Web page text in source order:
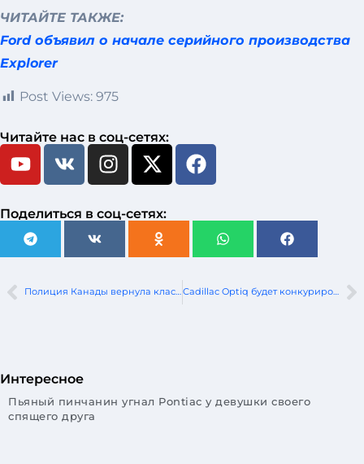
ЧИТАЙТЕ ТАКЖЕ:
Ford объявил о начале серийного производства
Explorer
Post Views: 975
Читайте нас в соц-сетях:
Поделиться в соц-сетях:
Полиция Канады вернула классические автомобили на сумму 3 миллиона долларов Cadillac Optiq будет конкурировать в Европе с Q4 E-tron и iX3
Интересное
Пьяный пинчанин угнал Pontiac у девушки своего
спящего друга